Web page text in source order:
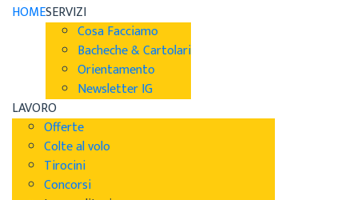
HOMESERVIZI
Cosa Facciamo
Bacheche & Cartolari
Orientamento
Newsletter IG
LAVORO
Offerte
Colte al volo
Tirocini
Concorsi